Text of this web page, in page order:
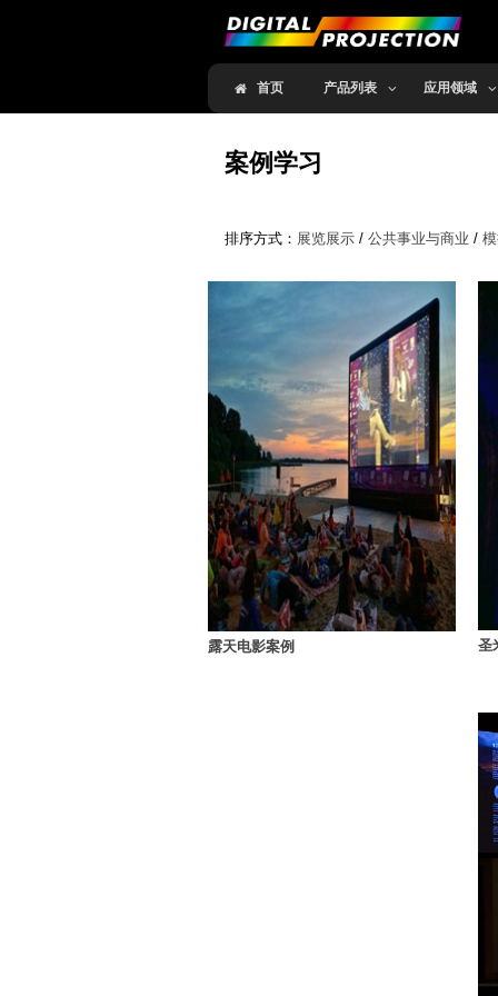
首页 产品列表 应用领域
案例学习
排序方式： 展览展示 / 公共事业与商业 /
露天电影案例 圣